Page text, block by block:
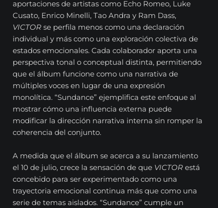
aportaciones de artistas como Echo Romeo, Luke
Cusato, Enrico Minelli, Tao Andra y Ram Dass,
VICTOR se perfila menos como una declaración
individual y más como una exploración colectiva de
estados emocionales. Cada colaborador aporta una
perspectiva tonal o conceptual distinta, permitiendo
que el álbum funcione como una narrativa de
múltiples voces en lugar de una expresión
monolítica. “Sundance” ejemplifica este enfoque al
mostrar cómo una influencia externa puede
modificar la dirección narrativa interna sin romper la
coherencia del conjunto.
A medida que el álbum se acerca a su lanzamiento
el 10 de julio, crece la sensación de que VICTOR está
concebido para ser experimentado como una
trayectoria emocional continua más que como una
serie de temas aislados. “Sundance” cumple un